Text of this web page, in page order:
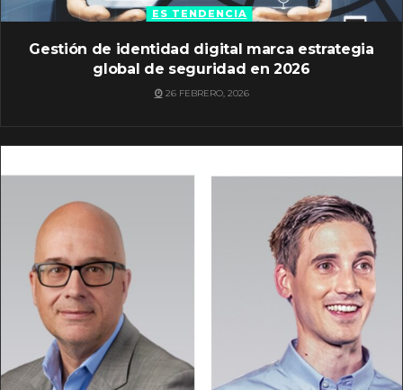
ES TENDENCIA
Gestión de identidad digital marca estrategia
global de seguridad en 2026
26 FEBRERO, 2026